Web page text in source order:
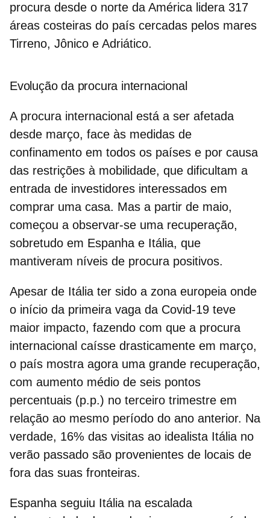
procura desde o norte da América lidera 317
áreas costeiras do país cercadas pelos mares
Tirreno, Jônico e Adriático.
Evolução da procura internacional
A procura internacional está a ser afetada
desde março, face às medidas de
confinamento em todos os países e por causa
das restrições à mobilidade, que dificultam a
entrada de investidores interessados ​​em
comprar uma casa. Mas a partir de maio,
começou a observar-se uma recuperação,
sobretudo em Espanha e Itália, que
mantiveram níveis de procura positivos.
Apesar de Itália ter sido a zona europeia onde
o início da primeira vaga da Covid-19 teve
maior impacto, fazendo com que a procura
internacional caísse drasticamente em março,
o país mostra agora uma grande recuperação,
com aumento médio de seis pontos
percentuais (p.p.) no terceiro trimestre em
relação ao mesmo período do ano anterior. Na
verdade, 16% das visitas ao idealista Itália no
verão passado são provenientes de locais de
fora das suas fronteiras.
Espanha seguiu Itália na escalada